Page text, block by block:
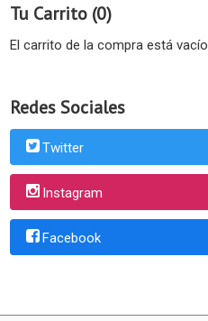
Tu Carrito (0)
El carrito de la compra está vacío
Redes Sociales
Twitter
Instagram
Facebook